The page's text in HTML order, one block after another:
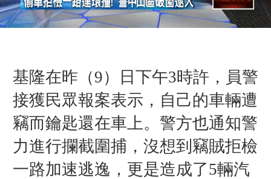
基隆在昨（9）日下午3時許， 員警
接獲民眾報案表示，自己的車輛遭
竊而鑰匙還在車上。警方也通知警
力進行攔截圍捕， 沒想到 竊賊拒檢
一路加速逃逸，更是造成了5輛汽